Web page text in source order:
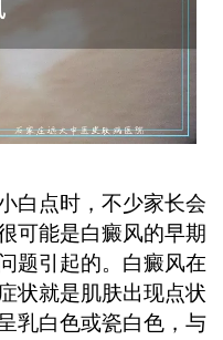
白点时，不少家长会
可能是白癜风的早期
题引起的。白癜风在
状就是肌肤出现点状
乳白色或瓷白色，与